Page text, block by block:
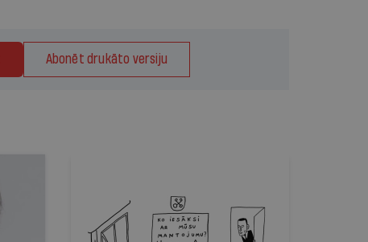
Abonēt drukāto versiju